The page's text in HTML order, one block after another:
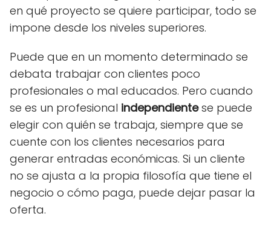
en qué proyecto se quiere participar, todo se
impone desde los niveles superiores.
Puede que en un momento determinado se
debata trabajar con clientes poco
profesionales o mal educados. Pero cuando
se es un profesional independientese puede
elegir con quién se trabaja, siempre que se
cuente con los clientes necesarios para
generar entradas económicas. Si un cliente
no se ajusta a la propia filosofía que tiene el
negocio o cómo paga, puede dejar pasar la
oferta.